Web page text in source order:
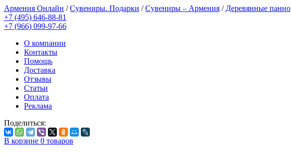
Армения Онлайн /Сувениры. Подарки /Сувениры – Армения / Деревянные панно
+7 (495) 646-88-81
+7 (966) 099-97-66
О компании
Контакты
Помощь
Доставка
Отзывы
Статьи
Оплата
Реклама
Поделиться:
В корзине 0 товаров